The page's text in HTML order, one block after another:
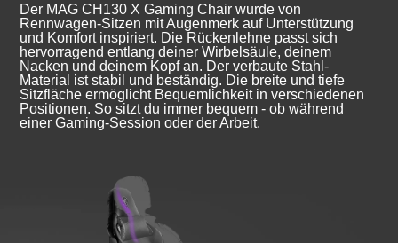
Der MAG CH130 X Gaming Chair wurde von
Rennwagen-Sitzen mit Augenmerk auf Unterstützung
und Komfort inspiriert. Die Rückenlehne passt sich
hervorragend entlang deiner Wirbelsäule, deinem
Nacken und deinem Kopf an. Der verbaute Stahl-
Material ist stabil und beständig. Die breite und tiefe
Sitzfläche ermöglicht Bequemlichkeit in verschiedenen
Positionen. So sitzt du immer bequem - ob während
einer Gaming-Session oder der Arbeit.